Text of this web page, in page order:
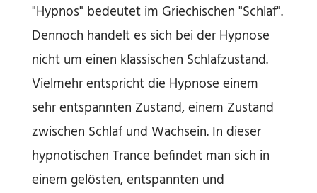
"Hypnos" bedeutet im Griechischen "Schlaf".
Dennoch handelt es sich bei der Hypnose
nicht um einen klassischen Schlafzustand.
Vielmehr entspricht die Hypnose einem
sehr entspannten Zustand, einem Zustand
zwischen Schlaf und Wachsein. In dieser
hypnotischen Trance befindet man sich in
einem gelösten, entspannten und